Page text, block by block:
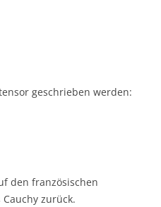
geschrieben werden:
den französischen
zurück.